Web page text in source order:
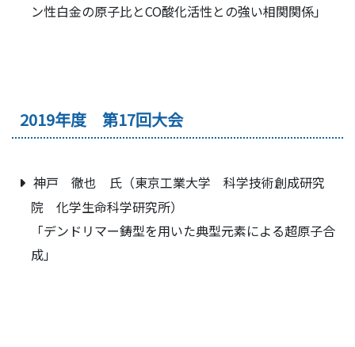
ン性白金の原子比とCO酸化活性との強い相関関係」
2019年度 第17回大会
神戸 徹也 氏（東京工業大学 科学技術創成研究
院 化学生命科学研究所）
「デンドリマー鋳型を用いた典型元素による超原子合
成」